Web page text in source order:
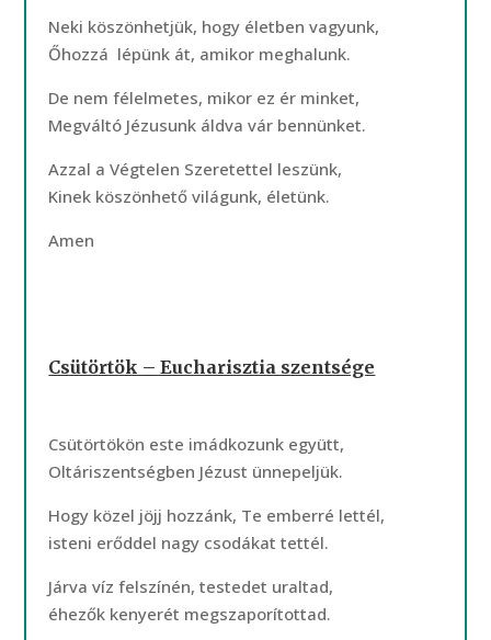
Neki köszönhetjük, hogy életben vagyunk,
Őhozzá lépünk át, amikor meghalunk.
De nem félelmetes, mikor ez ér minket,
Megváltó Jézusunk áldva vár bennünket.
Azzal a Végtelen Szeretettel leszünk,
Kinek köszönhető világunk, életünk.
Amen
Csütörtök – Eucharisztia szentsége
Csütörtökön este imádkozunk együtt,
Oltáriszentségben Jézust ünnepeljük.
Hogy közel jöjj hozzánk, Te emberré lettél,
isteni erőddel nagy csodákat tettél.
Járva víz felszínén, testedet uraltad,
éhezők kenyerét megszaporítottad.